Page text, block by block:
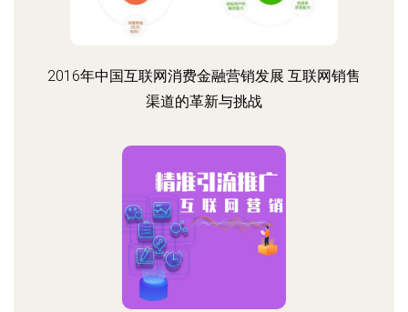
2016年中国互联网消费金融营销发展 互联网销售
渠道的革新与挑战